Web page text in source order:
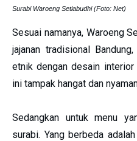
Surabi Waroeng Setiabudhi (Foto: Net)
Sesuai namanya, Waroeng
jajanan tradisional
etnik dengan desain
ini tampak hangat dan
Sedangkan untuk menu
surabi. Yang berbeda